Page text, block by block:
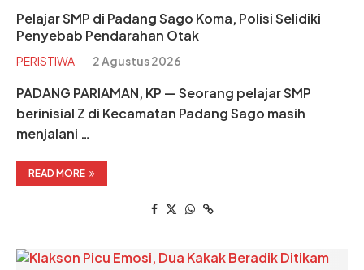
Pelajar SMP di Padang Sago Koma, Polisi Selidiki
Penyebab Pendarahan Otak
PERISTIWA 2 Agustus 2026
PADANG PARIAMAN, KP — Seorang pelajar SMP
berinisial Z di Kecamatan Padang Sago masih
menjalani …
READ MORE